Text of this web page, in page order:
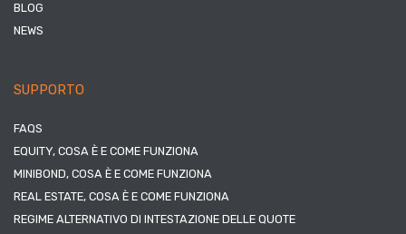
BLOG
NEWS
SUPPORTO
FAQS
EQUITY, COSA È E COME FUNZIONA
MINIBOND, COSA È E COME FUNZIONA
REAL ESTATE, COSA È E COME FUNZIONA
REGIME ALTERNATIVO DI INTESTAZIONE DELLE QUOTE